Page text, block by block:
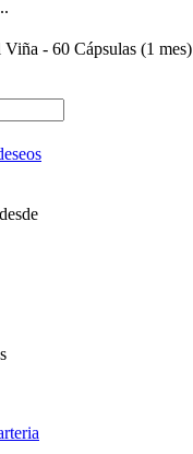
- 60 Cápsulas (1 mes)